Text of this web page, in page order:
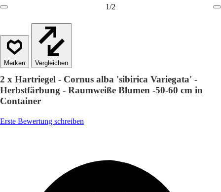
1/2
Vergleichen
2 x Hartriegel - Cornus alba 'sibirica Variegata' -
Herbstfärbung - Raumweiße Blumen -50-60 cm in
Container
Erste Bewertung schreiben